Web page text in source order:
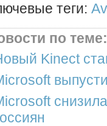
теги:
по теме:
Kinect